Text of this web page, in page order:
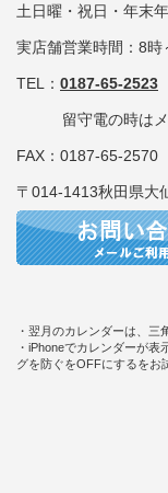
土日曜・祝日・年末
実店舗営業時間：8時
TEL： 0187-65-2523
留守電の時はメ
FAX：0187-65-2570
〒014-1413秋田県
・翌月のカレンダーは、三
・iPhoneでカレンダーが
グを防ぐをOFFにするをお